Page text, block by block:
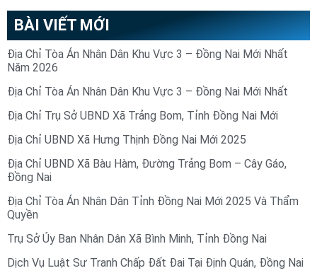
BÀI VIẾT MỚI
Địa Chỉ Tòa Án Nhân Dân Khu Vực 3 – Đồng Nai Mới Nhất
Năm 2026
Địa Chỉ Tòa Án Nhân Dân Khu Vực 3 – Đồng Nai Mới Nhất
Địa Chỉ Trụ Sở UBND Xã Trảng Bom, Tỉnh Đồng Nai Mới
Địa Chỉ UBND Xã Hưng Thịnh Đồng Nai Mới 2025
Địa Chỉ UBND Xã Bàu Hàm, Đường Trảng Bom – Cây Gáo,
Đồng Nai
Địa Chỉ Tòa Án Nhân Dân Tỉnh Đồng Nai Mới 2025 Và Thẩm
Quyền
Trụ Sở Ủy Ban Nhân Dân Xã Bình Minh, Tỉnh Đồng Nai
Dịch Vụ Luật Sư Tranh Chấp Đất Đai Tại Định Quán, Đồng Nai